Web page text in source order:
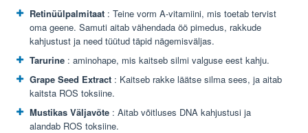
Retinüülpalmitaat : Teine vorm A-vitamiini, mis toetab tervist
oma geene. Samuti aitab vähendada öö pimedus, rakkude
kahjustust ja need tüütud täpid nägemisväljas.
Tarurine : aminohape, mis kaitseb silmi valguse eest kahju.
Grape Seed Extract : Kaitseb rakke läätse silma sees, ja aitab
kaitsta ROS toksiine.
Mustikas Väljavõte : Aitab võitluses DNA kahjustusi ja
alandab ROS toksiine.